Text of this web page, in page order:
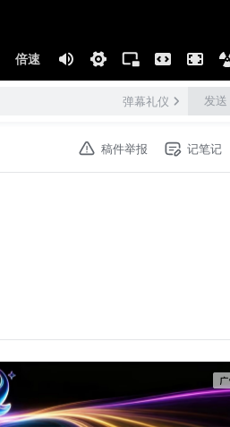
倍速
弹幕礼仪 发送
稿件举报 记笔记